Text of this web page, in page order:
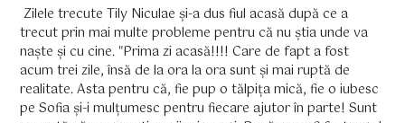
Zilele trecute Tily Niculae și-a dus fiul acasă după ce a
trecut prin mai multe probleme pentru că nu știa unde va
naște și cu cine. "Prima zi acasă!!!! Care de fapt a fost
acum trei zile, însă de la ora la ora sunt și mai ruptă de
realitate. Asta pentru că, fie pup o tălpița mică, fie o iubesc
pe Sofia și-i mulțumesc pentru fiecare ajutor în parte! Sunt